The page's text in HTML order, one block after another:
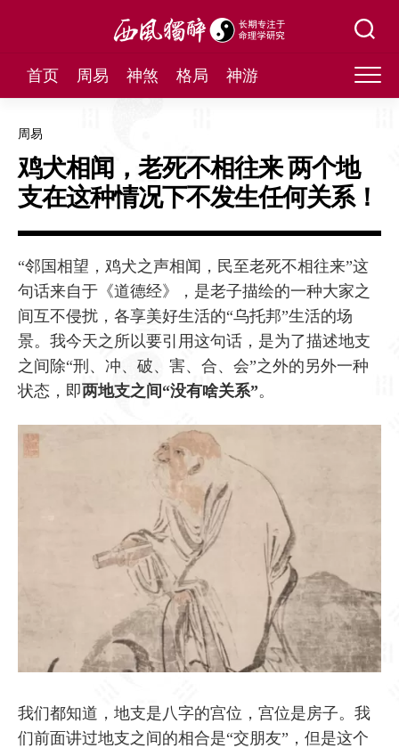
首页 周易 神煞 格局 神游
周易
鸡犬相闻，老死不相往来 两个地
支在这种情况下不发生任何关系！
“邻国相望，鸡犬之声相闻，民至老死不相往来”这
句话来自于《道德经》，是老子描绘的一种大家之
间互不侵扰，各享美好生活的“乌托邦”生活的场
景。我今天之所以要引用这句话，是为了描述地支
之间除“刑、冲、破、害、合、会”之外的另外一种
状态，即两地支之间“没有啥关系”。
我们都知道，地支是八字的宫位，宫位是房子。我
们前面讲过地支之间的相合是“交朋友”，但是这个